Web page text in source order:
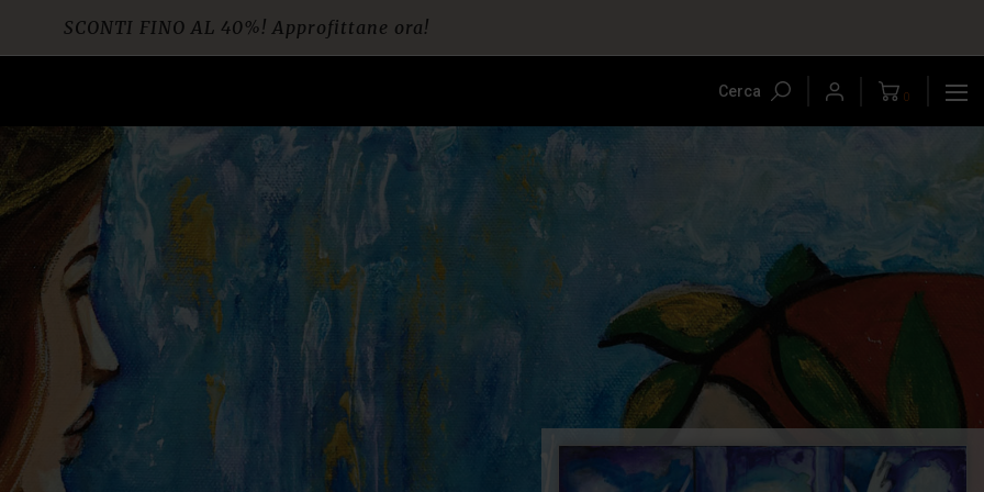
SCONTI FINO AL 40%! Approfittane ora!
Cerca 0